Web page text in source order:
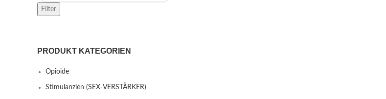
Filter
PRODUKT KATEGORIEN
Opioide
Stimulanzien (SEX-VERSTÄRKER)